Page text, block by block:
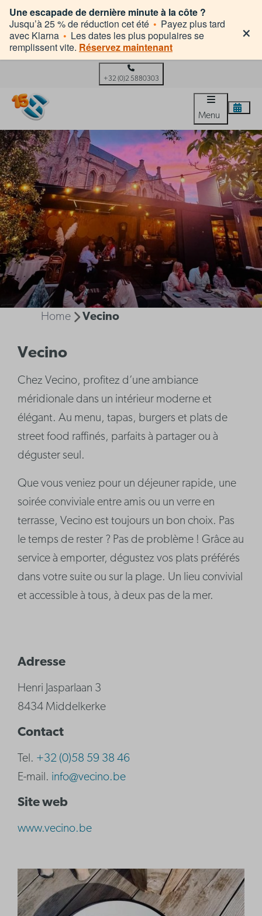
Une escapade de dernière minute à la côte ?
Jusqu’à 25 % de réduction cet été • Payez plus tard
avec Klarna • Les dates les plus populaires se
remplissent vite. Réservez maintenant
×
+32 (0)2 5880303
Menu
Home Vecino
Vecino
Chez Vecino, profitez d’une ambiance
méridionale dans un intérieur moderne et
élégant. Au menu, tapas, burgers et plats de
street food raffinés, parfaits à partager ou à
déguster seul.
Que vous veniez pour un déjeuner rapide, une
soirée conviviale entre amis ou un verre en
terrasse, Vecino est toujours un bon choix. Pas
le temps de rester ? Pas de problème ! Grâce au
service à emporter, dégustez vos plats préférés
dans votre suite ou sur la plage. Un lieu convivial
et accessible à tous, à deux pas de la mer.
Adresse
Henri Jasparlaan 3
8434 Middelkerke
Contact
Tel. +32 (0)58 59 38 46
E-mail. info@vecino.be
Site web
www.vecino.be